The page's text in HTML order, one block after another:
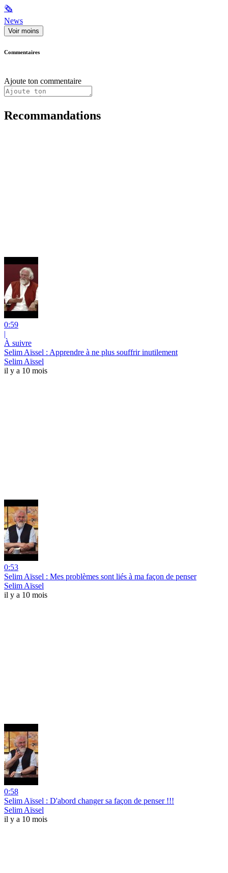
🗞
News
Voir moins
Commentaires
Ajoute ton commentaire
Recommandations
0:59
|
À suivre
Selim Aïssel : Apprendre à ne plus souffrir inutilement
Selim Aïssel
il y a 10 mois
0:53
Selim Aïssel : Mes problèmes sont liés à ma façon de penser
Selim Aïssel
il y a 10 mois
0:58
Selim Aïssel : D'abord changer sa façon de penser !!!
Selim Aïssel
il y a 10 mois